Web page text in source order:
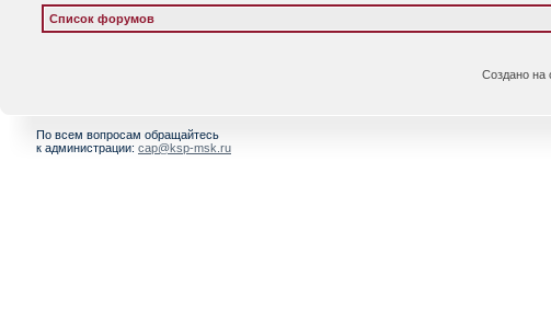
Список форумов
Создано на
По всем вопросам обращайтесь
к администрации: cap@ksp-msk.ru